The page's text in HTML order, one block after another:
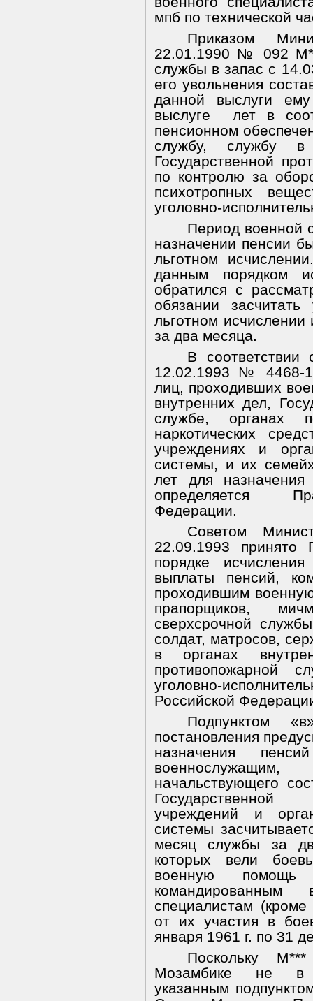
мпб по технической
Приказом
22.01.1990 № 092
службы в запас с
его увольнения
данной выслуги
выслуге
лет в
пенсионном
службу, службу в
Государственной
по контролю за
психотропных
уголовно-
Период военной
назначении пенсии
льготном
данным порядком
обратился с
обязании
льготном
за два месяца.
В
12.02.1993 № 4468-
лиц, проходивших
внутренних дел,
службе, органах
наркотических
учреждениях и
системы, и их
лет для назначения
определяется
Федерации.
Советом
22.09.1993
порядке
выплаты пенсий,
проходившим
прапорщиков,
сверхсрочной
солдат, матросов,
в органах
противопожарной
уголовно-
Российской
Подпунктом
постановления
назначения
начальствующего
Государственной
учреждений и
системы
месяц службы за
которых вели
военную помощь
специалистам
от их участия в
января 1961 г. по 31
Поскольку
Мозамбике не в
указанным